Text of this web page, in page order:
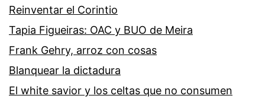
­­Reinventar el Corintio
Tapia Figueiras: OAC y BUO de Meira
Frank Gehry, arroz con cosas
Blanquear la dictadura
El white savior y los celtas que no consumen